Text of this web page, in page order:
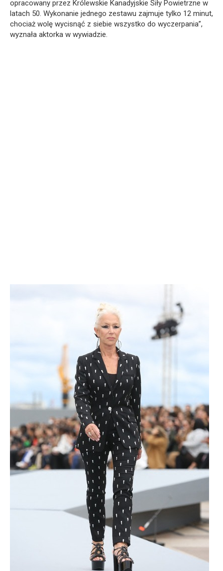
opracowany przez Królewskie Kanadyjskie Siły Powietrzne w
latach 50. Wykonanie jednego zestawu zajmuje tylko 12 minut,
chociaż wolę wycisnąć z siebie wszystko do wyczerpania”,
wyznała aktorka w wywiadzie.